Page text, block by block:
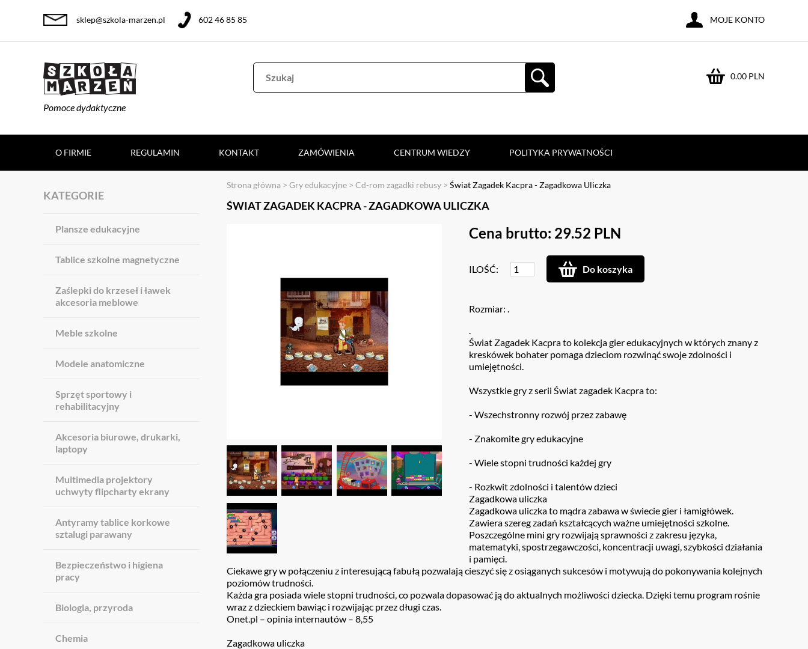
Pomoce dydaktyczne
0.00 PLN
sklep@szkola-marzen.pl 602 46 85 85 MOJE KONTO
O FIRMIE REGULAMIN KONTAKT ZAMÓWIENIA CENTRUM WIEDZY POLITYKA PRYWATNOŚCI
KATEGORIE
Plansze edukacyjne
Tablice szkolne magnetyczne
Zaślepki do krzeseł i ławek
akcesoria meblowe
Meble szkolne
Modele anatomiczne
Sprzęt sportowy i
rehabilitacyjny
Akcesoria biurowe, drukarki,
laptopy
Multimedia projektory
uchwyty flipcharty ekrany
Antyramy tablice korkowe
sztalugi parawany
Bezpieczeństwo i higiena
pracy
Biologia, przyroda
Chemia
Strona główna > Gry edukacyjne > Cd-rom zagadki rebusy > Świat Zagadek Kacpra - Zagadkowa Uliczka
ŚWIAT ZAGADEK KACPRA - ZAGADKOWA ULICZKA
Cena brutto: 29.52 PLN
ILOŚĆ: Do koszyka
Rozmiar: .
.
Świat Zagadek Kacpra to kolekcja gier edukacyjnych w których znany z
kreskówek bohater pomaga dzieciom rozwinąć swoje zdolności i
umiejętności.
Wszystkie gry z serii Świat zagadek Kacpra to:
- Wszechstronny rozwój przez zabawę
- Znakomite gry edukacyjne
- Wiele stopni trudności każdej gry
- Rozkwit zdolności i talentów dzieci
Zagadkowa uliczka
Zagadkowa uliczka to mądra zabawa w świecie gier i łamigłówek.
Zawiera szereg zadań kształcących ważne umiejętności szkolne.
Poszczególne mini gry rozwijają sprawności z zakresu języka,
matematyki, spostrzegawczości, koncentracji uwagi, szybkości działania
i pamięci.
Ciekawe gry w połączeniu z interesującą fabułą pozwalają cieszyć się z osiąganych sukcesów i motywują do pokonywania kolejnych
poziomów trudności.
Każda gra posiada wiele stopni trudności, co pozwala dopasować ją do aktualnych możliwości dziecka. Dzięki temu program rośnie
wraz z dzieckiem bawiąc i rozwijając przez długi czas.
Onet.pl – opinia internautów – 8,55
Zagadkowa uliczka